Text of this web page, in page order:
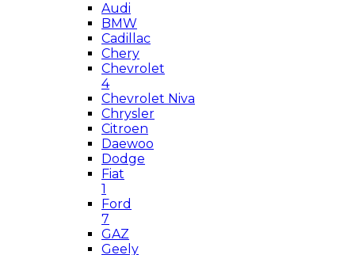
Audi
BMW
Cadillac
Chery
Chevrolet
4
Chevrolet Niva
Chrysler
Citroen
Daewoo
Dodge
Fiat
1
Ford
7
GAZ
Geely